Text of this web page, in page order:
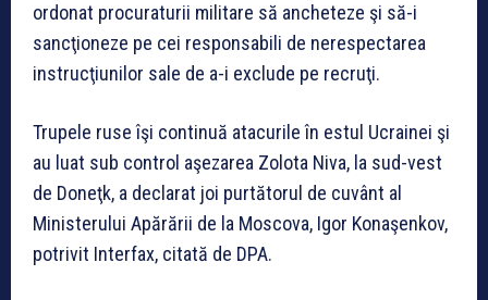
ordonat procuraturii militare să ancheteze şi să-i
sancţioneze pe cei responsabili de nerespectarea
instrucţiunilor sale de a-i exclude pe recruţi.
Trupele ruse îşi continuă atacurile în estul Ucrainei şi
au luat sub control aşezarea Zolota Niva, la sud-vest
de Doneţk, a declarat joi purtătorul de cuvânt al
Ministerului Apărării de la Moscova, Igor Konaşenkov,
potrivit Interfax, citată de DPA.